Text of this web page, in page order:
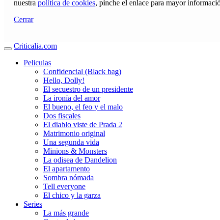
nuestra política de cookies, pinche el enlace para mayor
Cerrar
Criticalia.com
Peliculas
Confidencial (Black bag)
Hello, Dolly!
El secuestro de un presidente
La ironía del amor
El bueno, el feo y el malo
Dos fiscales
El diablo viste de Prada 2
Matrimonio original
Una segunda vida
Minions & Monsters
La odisea de Dandelion
El apartamento
Sombra nómada
Tell everyone
El chico y la garza
Series
La más grande